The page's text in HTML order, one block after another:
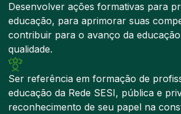
Desenvolver ações formativas para
educação, para aprimorar suas
contribuir para o avanço da
qualidade.
Ser referência em formação de
educação da Rede SESI, pública e
reconhecimento de seu papel na